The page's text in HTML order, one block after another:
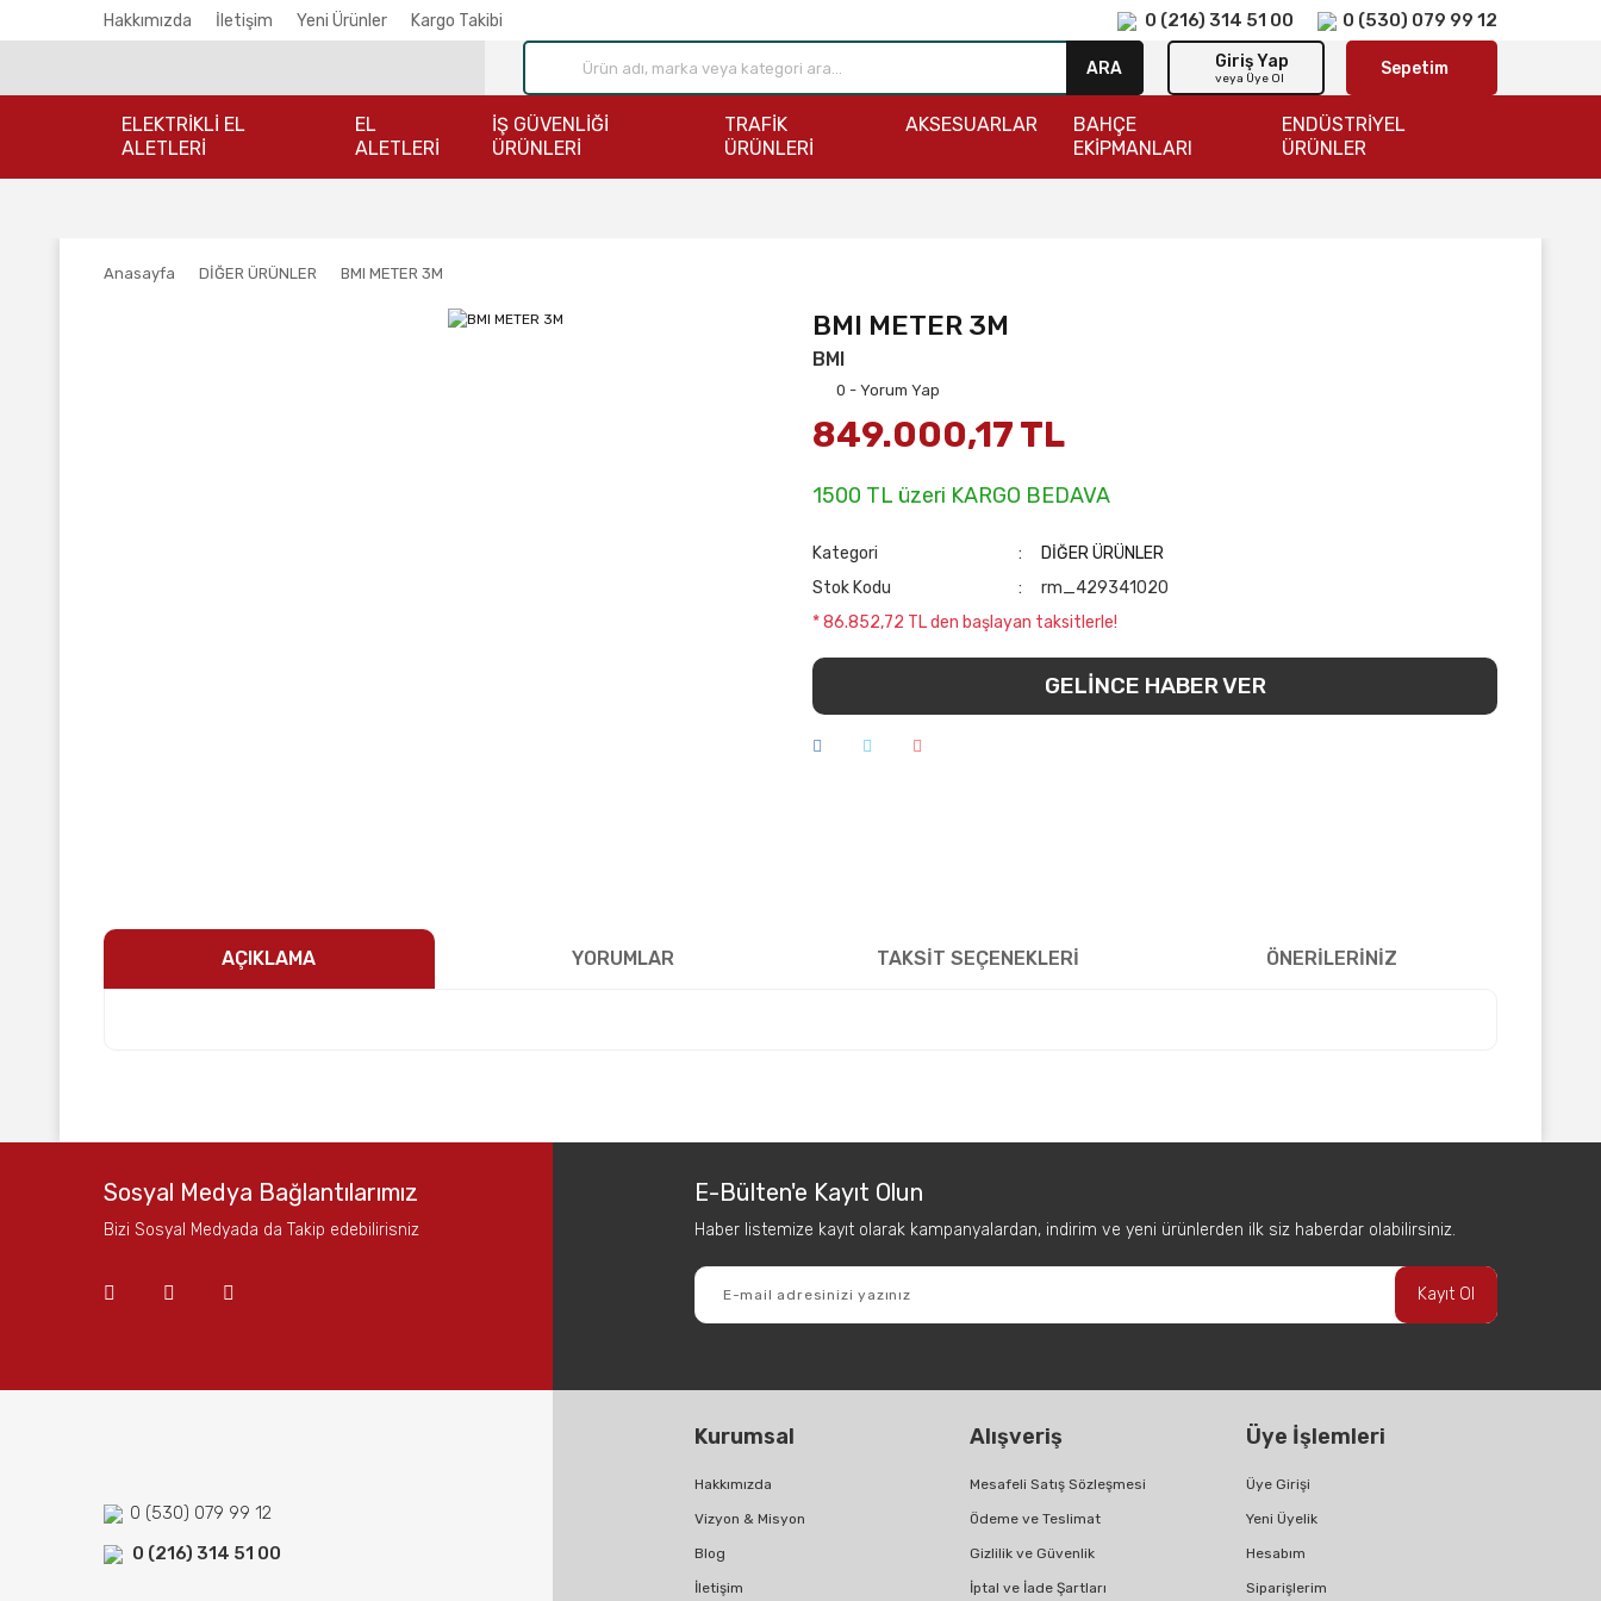
Hakkımızda İletişim Yeni Ürünler Kargo Takibi 0 (216) 314 51 00 0 (530) 079 99 12
ARA Giriş Yap
veya Üye Ol Sepetim
ELEKTRİKLİ EL
ALETLERİ
EL
ALETLERİ
İŞ GÜVENLİĞİ
ÜRÜNLERİ
TRAFİK
ÜRÜNLERİ
AKSESUARLAR
BAHÇE
EKİPMANLARI
ENDÜSTRİYEL
ÜRÜNLER
Anasayfa DİĞER ÜRÜNLER BMI METER 3M
BMI METER 3M
BMI
0 - Yorum Yap
849.000,17 TL
1500 TL üzeri KARGO BEDAVA
Kategori
DİĞER ÜRÜNLER
Stok Kodu
rm_429341020
* 86.852,72 TL den başlayan taksitlerle!
GELİNCE HABER VER
AÇIKLAMA YORUMLAR TAKSİT SEÇENEKLERİ ÖNERİLERİNİZ
Yorum Yaz
Ürün açıklamasında eksik bilgiler bulunuyor.
Ürün fiyatı diğer sitelerden daha pahalı.
Sosyal Medya Bağlantılarımız
Bizi Sosyal Medyada da Takip edebilirisniz
E-Bülten'e Kayıt Olun
Haber listemize kayıt olarak kampanyalardan, indirim ve yeni ürünlerden ilk siz haberdar olabilirsiniz.
Kayıt Ol
0 (530) 079 99 12
0 (216) 314 51 00
Kurumsal
Hakkımızda
Vizyon & Misyon
Blog
İletişim
Alışveriş
Mesafeli Satış Sözleşmesi
Ödeme ve Teslimat
Gizlilik ve Güvenlik
İptal ve İade Şartları
Üye İşlemleri
Üye Girişi
Yeni Üyelik
Hesabım
Siparişlerim